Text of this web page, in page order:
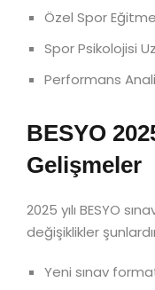
Özel Spor
Spor Psikolojisi
Performans
BESYO
Gelişmeler
2025 yılı BESYO
değişiklikler
Yeni sınav